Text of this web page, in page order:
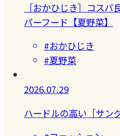
［おかひじき］コス
パーフード【夏野菜】
#おかひじき
#夏野菜
2026.07.29
ハードルの高い［サン